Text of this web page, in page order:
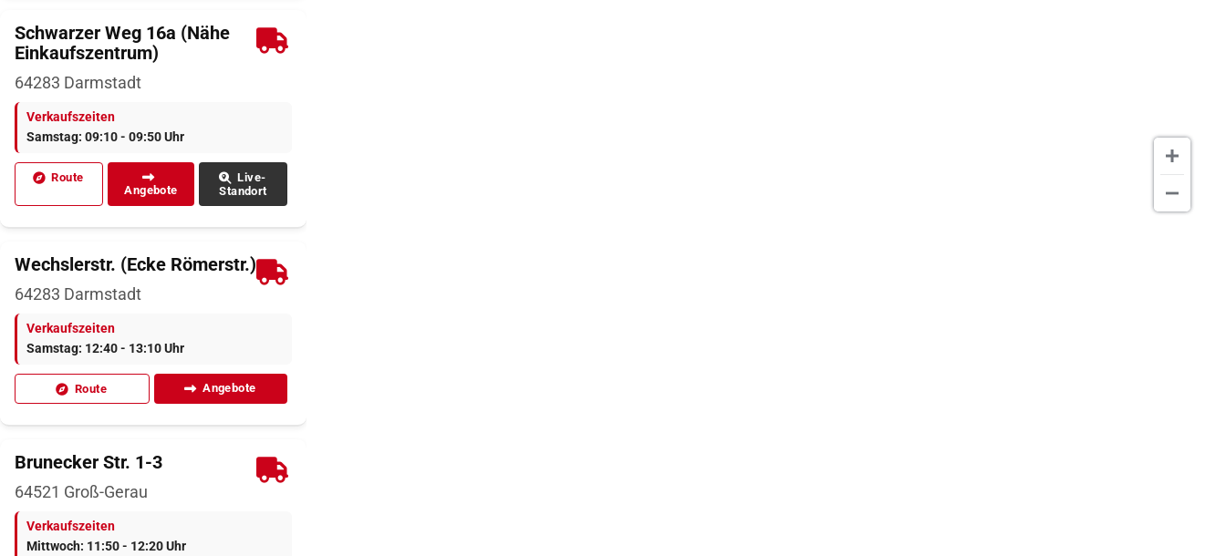
Schwarzer Weg 16a (Nähe
Einkaufszentrum)
64283 Darmstadt
Verkaufszeiten
Samstag: 09:10 - 09:50 Uhr
Route
Angebote
Live-
Standort
Wechslerstr. (Ecke Römerstr.)
64283 Darmstadt
Verkaufszeiten
Samstag: 12:40 - 13:10 Uhr
Route Angebote
Brunecker Str. 1-3
64521 Groß-Gerau
Verkaufszeiten
Mittwoch: 11:50 - 12:20 Uhr